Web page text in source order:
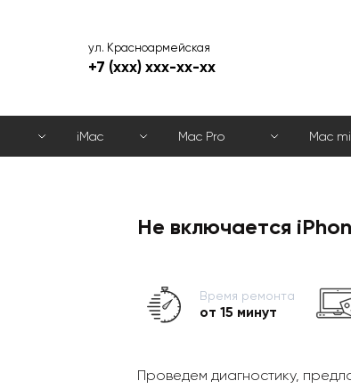
ул. Красноармейская
+7 (xxx) xxx-xx-xx
iMac Mac Pro Mac
Не включается
Время ремонта
от 15 минут
Проведем диагностику,